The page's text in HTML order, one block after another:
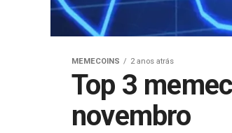
MEMECOINS 2 anos atrás
Top 3
novembro